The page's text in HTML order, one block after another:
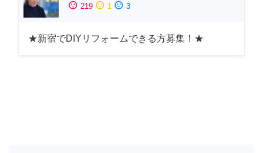
sentiment_satisfied 219 sentiment_neutral 1 sentiment_dissatisfied 3
★新宿でDIYリフォームできる方募集！★